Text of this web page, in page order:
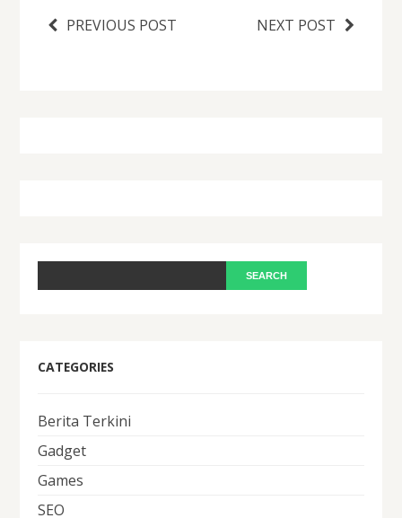
PREVIOUS POST NEXT POST
CATEGORIES
Berita Terkini
Gadget
Games
SEO